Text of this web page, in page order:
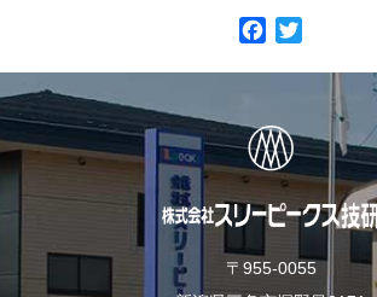
b
o
k
t
e
〒955-0055